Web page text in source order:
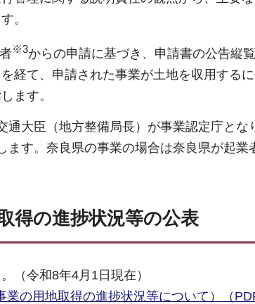
。
※3からの申請に基づき、申請書の公告縦
経て、申請された事業が土地を収用する
ます。
大臣（地方整備局長）が事業認定庁とな
す。奈良県の事業の場合は奈良県が起業
得の進捗状況等の公表
（令和8年4月1日現在）
業の用地取得の進捗状況等について）（